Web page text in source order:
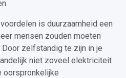
is duurzaamheid een
mensen zouden moeten
zelfstandig te zijn in je
niet zoveel elektriciteit
oorspronkelijke